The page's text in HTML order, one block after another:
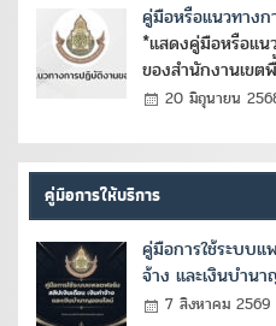
คู่มือหรือแนวทาง
*แสดงคู่มือหรือแน
ของสำนักงานเข
20 มิถุนายน
คู่มือการให้บริการ
คู่มือการใช้ระบบแ
จ้าง และเงินบำน
7 สิงหาคม 2569